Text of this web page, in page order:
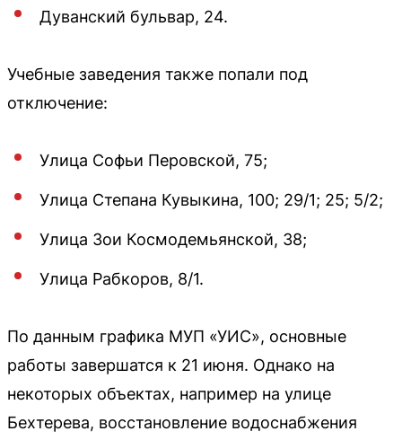
Дуванский бульвар, 24.
Учебные заведения также попали под
отключение:
Улица Софьи Перовской, 75;
Улица Степана Кувыкина, 100; 29/1; 25; 5/2;
Улица Зои Космодемьянской, 38;
Улица Рабкоров, 8/1.
По данным графика МУП «УИС», основные
работы завершатся к 21 июня. Однако на
некоторых объектах, например на улице
Бехтерева, восстановление водоснабжения